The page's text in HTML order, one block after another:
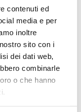
contenuti ed
media e per
inoltre
sito con i
dei dati web,
combinarle
o che hanno
in